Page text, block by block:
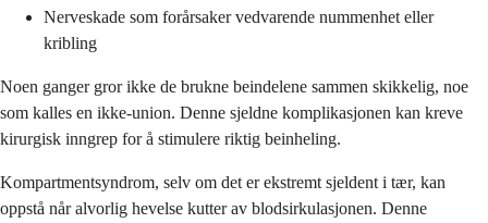
Nerveskade som forårsaker vedvarende nummenhet eller
kribling
Noen ganger gror ikke de brukne beindelene sammen skikkelig, noe
som kalles en ikke-union. Denne sjeldne komplikasjonen kan kreve
kirurgisk inngrep for å stimulere riktig beinheling.
Kompartmentsyndrom, selv om det er ekstremt sjeldent i tær, kan
oppstå når alvorlig hevelse kutter av blodsirkulasjonen. Denne